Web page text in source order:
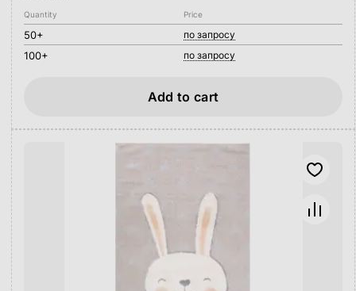
Quantity
50+
100+
Price
по запросу
по запросу
Add to cart